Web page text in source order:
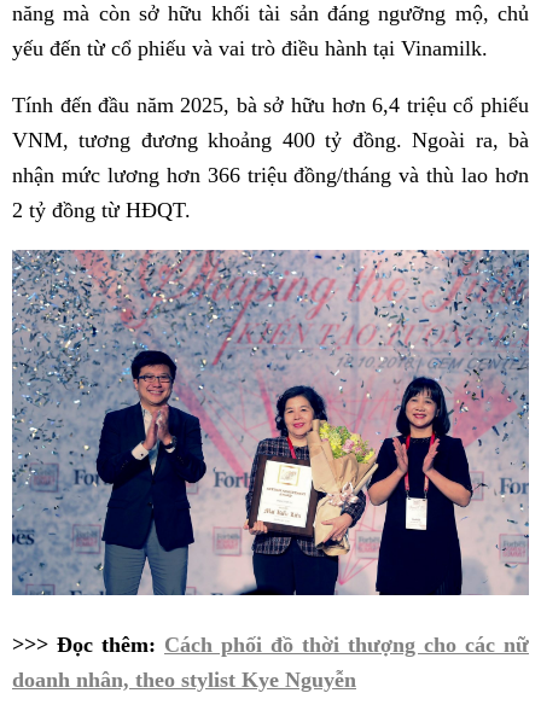
năng mà còn sở hữu khối tài sản đáng ngưỡng mộ, chủ
yếu đến từ cổ phiếu và vai trò điều hành tại Vinamilk.
Tính đến đầu năm 2025, bà sở hữu hơn 6,4 triệu cổ phiếu
VNM, tương đương khoảng 400 tỷ đồng. Ngoài ra, bà
nhận mức lương hơn 366 triệu đồng/tháng và thù lao hơn
2 tỷ đồng từ HĐQT.
>>> Đọc thêm: Cách phối đồ thời thượng cho các nữ
doanh nhân, theo stylist Kye Nguyễn